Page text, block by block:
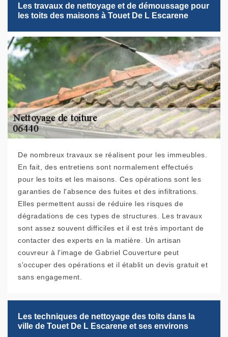
Les travaux de nettoyage et de démoussage pour
les toits des maisons à Touet De L Escarene
De nombreux travaux se réalisent pour les immeubles.
En fait, des entretiens sont normalement effectués
pour les toits et les maisons. Ces opérations sont les
garanties de l'absence des fuites et des infiltrations.
Elles permettent aussi de réduire les risques de
dégradations de ces types de structures. Les travaux
sont assez souvent difficiles et il est très important de
contacter des experts en la matière. Un artisan
couvreur à l'image de Gabriel Couverture peut
s'occuper des opérations et il établit un devis gratuit et
sans engagement.
Les techniques de nettoyage des toits dans la
ville de Touet De L Escarene et ses environs